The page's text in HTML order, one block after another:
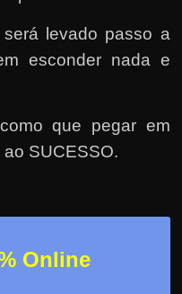
levado passo a
esconder nada e
que pegar em
SUCESSO.
Online